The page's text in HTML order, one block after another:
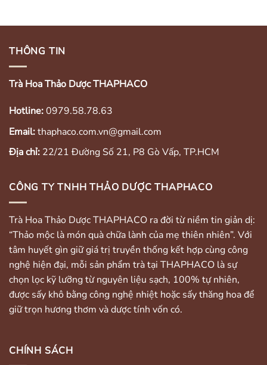
THÔNG TIN
Trà Hoa Thảo Dược THAPHACO
Hotline:0979.58.78.63
Email:thaphaco.com.vn@gmail.com
Địa chỉ: 22/21 Đường Số 21, P8 Gò Vấp, TP.HCM
CÔNG TY TNHH THẢO DƯỢC THAPHACO
Trà Hoa Thảo Dược THAPHACO ra đời từ niềm tin giản dị:
“Thảo mộc là món quà chữa lành của mẹ thiên nhiên”. Với
tâm huyết gìn giữ giá trị truyền thống kết hợp cùng công
nghệ hiện đại, mỗi sản phẩm trà tại THAPHACO là sự
chọn lọc kỹ lưỡng từ nguyên liệu sạch, 100% tự nhiên,
được sấy khô bằng công nghệ nhiệt hoặc sấy thăng hoa để
giữ trọn hương thơm và dược tính vốn có.
CHÍNH SÁCH